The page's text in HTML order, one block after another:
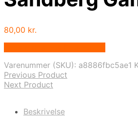
80,00 kr.
Varenummer (SKU): a8886fbc5ae1
Previous Product
Next Product
Beskrivelse